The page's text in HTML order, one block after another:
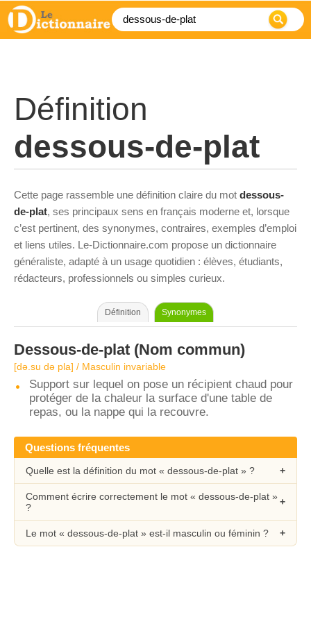
Définition
dessous-de-plat
Cette page rassemble une définition claire du mot dessous-
de-plat, ses principaux sens en français moderne et, lorsque
c’est pertinent, des synonymes, contraires, exemples d’emploi
et liens utiles. Le-Dictionnaire.com propose un dictionnaire
généraliste, adapté à un usage quotidien : élèves, étudiants,
rédacteurs, professionnels ou simples curieux.
Définition Synonymes
Dessous-de-plat (Nom commun)
[də.su də pla] / Masculin invariable
Support sur lequel on pose un récipient chaud pour
protéger de la chaleur la surface d'une table de
repas, ou la nappe qui la recouvre.
Questions fréquentes
Quelle est la définition du mot « dessous-de-plat » ?
Comment écrire correctement le mot « dessous-de-plat »
?
Le mot « dessous-de-plat » est-il masculin ou féminin ?